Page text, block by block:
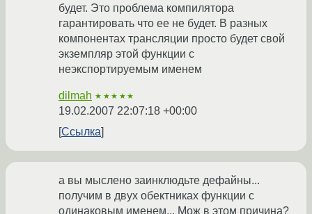
будет. Это проблема компилятора
гарантировать что ее не будет. В разных
компонентах трансляции просто будет свой
экземпляр этой функции с
неэкспортируемым именем
dilmah ★★★★★
19.02.2007 22:07:18 +00:00
Ссылка
а вы мыслено заинклюдьте дефайны...
получим в двух обектниках функции с
одинаковым именем... Мож в этом причина?